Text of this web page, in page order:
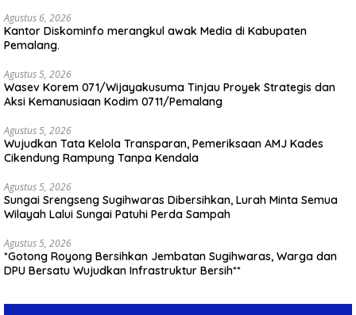
Agustus 6, 2026
Kantor Diskominfo merangkul awak Media di Kabupaten
Pemalang.
Agustus 5, 2026
Wasev Korem 071/Wijayakusuma Tinjau Proyek Strategis dan
Aksi Kemanusiaan Kodim 0711/Pemalang
Agustus 5, 2026
Wujudkan Tata Kelola Transparan, Pemeriksaan AMJ Kades
Cikendung Rampung Tanpa Kendala
Agustus 5, 2026
Sungai Srengseng Sugihwaras Dibersihkan, Lurah Minta Semua
Wilayah Lalui Sungai Patuhi Perda Sampah
Agustus 5, 2026
*Gotong Royong Bersihkan Jembatan Sugihwaras, Warga dan
DPU Bersatu Wujudkan Infrastruktur Bersih**